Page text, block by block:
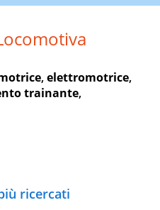
,elettromotrice,
trainante,
ricercati